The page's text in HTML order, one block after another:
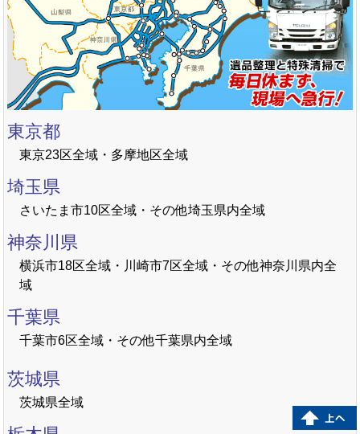
東京都
東京23区全域・多摩地区全域
埼玉県
さいたま市10区全域・その他埼玉県内全域
神奈川県
横浜市18区全域・川崎市7区全域・その他神奈川県内全
域
千葉県
千葉市6区全域・その他千葉県内全域
茨城県
茨城県全域